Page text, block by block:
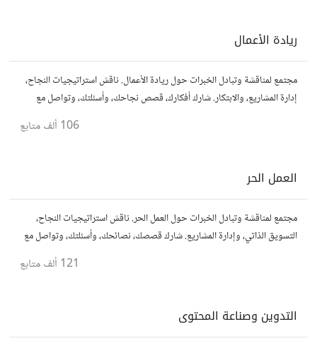
ريادة الأعمال
مجتمع لمناقشة وتبادل الخبرات حول ريادة الأعمال. ناقش استراتيجيات النجاح،
إدارة المشاريع، والابتكار. شارك أفكارك، قصص نجاحك، وأسئلتك، وتواصل مع
106 ألف متابع
العمل الحر
مجتمع لمناقشة وتبادل الخبرات حول العمل الحر. ناقش استراتيجيات النجاح،
التسويق الذاتي، وإدارة المشاريع. شارك قصصك، نصائحك، وأسئلتك، وتواصل مع
121 ألف متابع
التدوين وصناعة المحتوى